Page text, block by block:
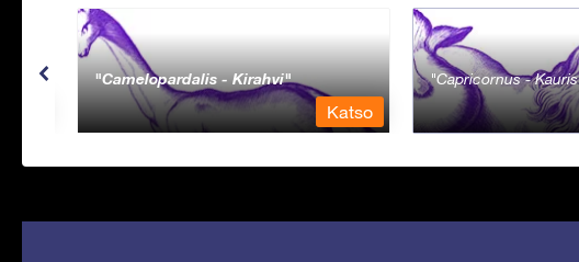
Camelopardalis - Kirahvi
Katso
Capricornus - Kauris